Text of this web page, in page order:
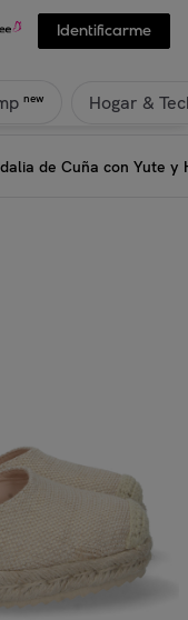
Identificarme
new Hogar &
de Cuña con Yute y